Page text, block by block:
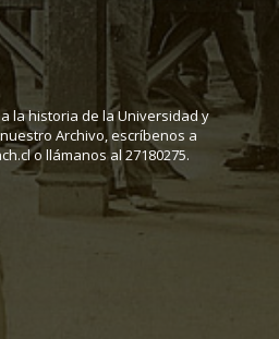
la historia de la Universidad y
Archivo, escríbenos a
o llámanos al 27180275.